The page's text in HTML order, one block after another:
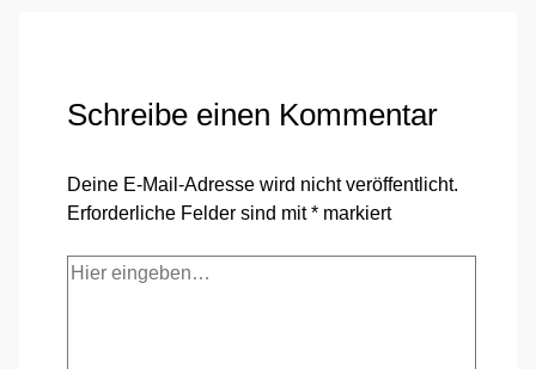
Schreibe einen Kommentar
Deine E-Mail-Adresse wird nicht veröffentlicht.
Erforderliche Felder sind mit* markiert
Hier